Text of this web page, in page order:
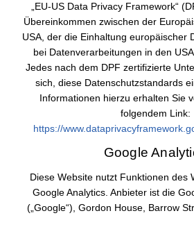
„EU-US Data Privacy Framework“
Übereinkommen zwischen der
USA, der die Einhaltung europäischer
bei Datenverarbeitungen in den
Jedes nach dem DPF zertifizierte
sich, diese Datenschutzstandards
Informationen hierzu erhalten Sie
folgendem Link:
https://
Google
Diese Website nutzt Funktionen des
Google Analytics. Anbieter ist die
(„Google“), Gordon House, Barrow